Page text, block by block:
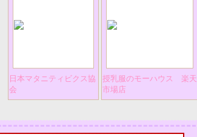
日本マタニティビクス協
会
授乳服のモーハウス 楽天
市場店